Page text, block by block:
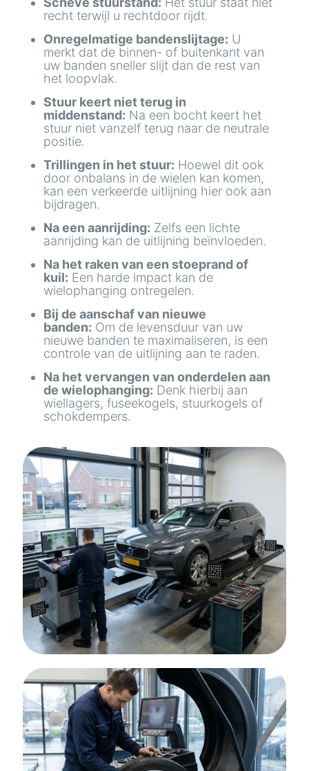
recht terwijl u rechtdoor rijdt.
Onregelmatige bandenslijtage: U
merkt dat de binnen- of buitenkant van
uw banden sneller slijt dan de rest van
het loopvlak.
Stuur keert niet terug in
middenstand: Na een bocht keert het
stuur niet vanzelf terug naar de neutrale
positie.
Trillingen in het stuur: Hoewel dit ook
door onbalans in de wielen kan komen,
kan een verkeerde uitlijning hier ook aan
bijdragen.
Na een aanrijding: Zelfs een lichte
aanrijding kan de uitlijning beïnvloeden.
Na het raken van een stoeprand of
kuil: Een harde impact kan de
wielophanging ontregelen.
Bij de aanschaf van nieuwe
banden: Om de levensduur van uw
nieuwe banden te maximaliseren, is een
controle van de uitlijning aan te raden.
Na het vervangen van onderdelen aan
de wielophanging: Denk hierbij aan
wiellagers, fuseekogels, stuurkogels of
schokdempers.